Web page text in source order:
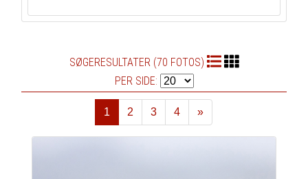
SØGERESULTATER (70 FOTOS)
PER SIDE:
1 2 3 4
»
Næste